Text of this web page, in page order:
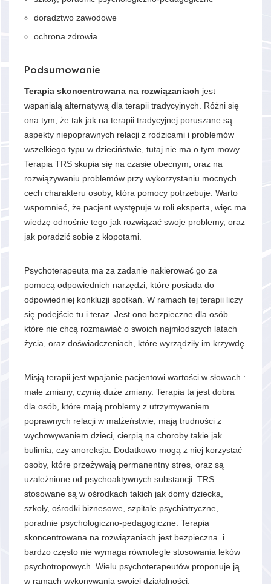
doradztwo zawodowe
ochrona zdrowia
Podsumowanie
Terapia skoncentrowana na rozwiązaniach jest
wspaniałą alternatywą dla terapii tradycyjnych. Różni się
ona tym, że tak jak na terapii tradycyjnej poruszane są
aspekty niepoprawnych relacji z rodzicami i problemów
wszelkiego typu w dzieciństwie, tutaj nie ma o tym mowy.
Terapia TRS skupia się na czasie obecnym, oraz na
rozwiązywaniu problemów przy wykorzystaniu mocnych
cech charakteru osoby, która pomocy potrzebuje. Warto
wspomnieć, że pacjent występuje w roli eksperta, więc ma
wiedzę odnośnie tego jak rozwiązać swoje problemy, oraz
jak poradzić sobie z kłopotami.
Psychoterapeuta ma za zadanie nakierować go za
pomocą odpowiednich narzędzi, które posiada do
odpowiedniej konkluzji spotkań. W ramach tej terapii liczy
się podejście tu i teraz. Jest ono bezpieczne dla osób
które nie chcą rozmawiać o swoich najmłodszych latach
życia, oraz doświadczeniach, które wyrządziły im krzywdę.
Misją terapii jest wpajanie pacjentowi wartości w słowach :
małe zmiany, czynią duże zmiany. Terapia ta jest dobra
dla osób, które mają problemy z utrzymywaniem
poprawnych relacji w małżeństwie, mają trudności z
wychowywaniem dzieci, cierpią na choroby takie jak
bulimia, czy anoreksja. Dodatkowo mogą z niej korzystać
osoby, które przeżywają permanentny stres, oraz są
uzależnione od psychoaktywnych substancji. TRS
stosowane są w ośrodkach takich jak domy dziecka,
szkoły, ośrodki biznesowe, szpitale psychiatryczne,
poradnie psychologiczno-pedagogiczne. Terapia
skoncentrowana na rozwiązaniach jest bezpieczna i
bardzo często nie wymaga równolegle stosowania leków
psychotropowych. Wielu psychoterapeutów proponuje ją
w ramach wykonywania swojej działalności.